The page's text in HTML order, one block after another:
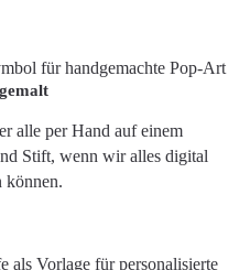
alle per Hand auf einem
Stift, wenn wir alles digital
können.